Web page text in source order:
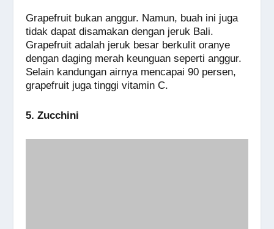
Grapefruit bukan anggur. Namun, buah ini juga
tidak dapat disamakan dengan jeruk Bali.
Grapefruit adalah jeruk besar berkulit oranye
dengan daging merah keunguan seperti anggur.
Selain kandungan airnya mencapai 90 persen,
grapefruit juga tinggi vitamin C.
5. Zucchini